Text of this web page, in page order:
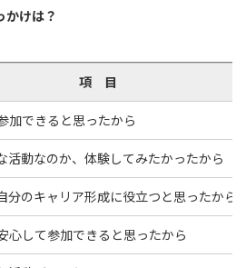
かけは？
項 目
加できると思ったから
活動なのか、体験してみたかったから
分のキャリア形成に役立つと思ったから
心して参加できると思ったから